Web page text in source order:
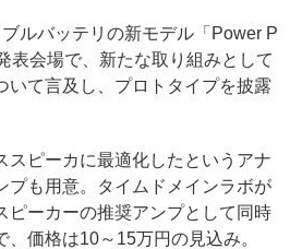
ルバッテリの新モデル「Power P
表会場で、新たな取り組みとして
いて言及し、プロトタイプを披露
ピーカに最適化したというアナ
プも用意。タイムドメインラボが
ピーカーの推奨アンプとして同時
価格は10～15万円の見込み。